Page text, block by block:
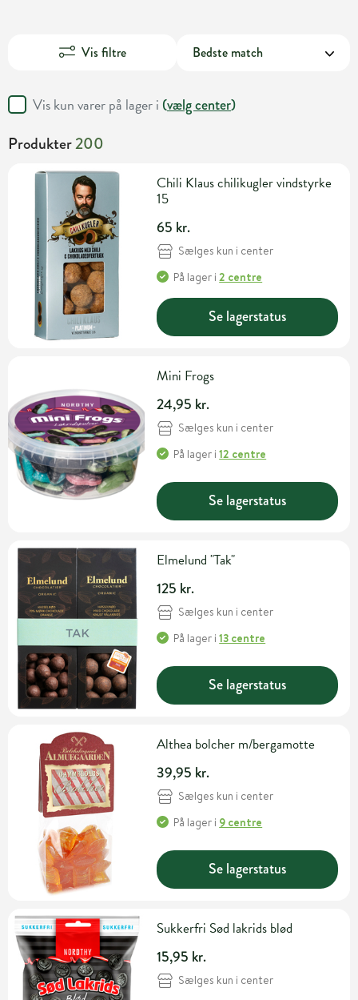
Vis filtre
Vis kun varer på lager i (vælg center)
Produkter200
Chili Klaus chilikugler vindstyrke
15
65 kr.
Sælges kun i center
På lager i2 centre
Se lagerstatus
Mini Frogs
24,95 kr.
Sælges kun i center
På lager i12 centre
Se lagerstatus
Elmelund "Tak"
125 kr.
Sælges kun i center
På lager i13 centre
Se lagerstatus
Althea bolcher m/bergamotte
39,95 kr.
Sælges kun i center
På lager i 9 centre
Se lagerstatus
Sukkerfri Sød lakrids blød
15,95 kr.
Sælges kun i center